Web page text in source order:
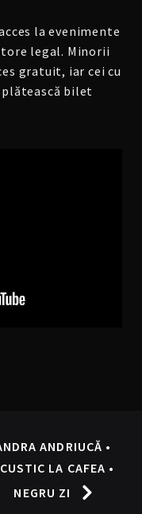
la evenimente
legal. Minorii
gratuit, iar cei cu
bilet
ANDRIUCĂ •
LA CAFEA •
NEGRU ZI